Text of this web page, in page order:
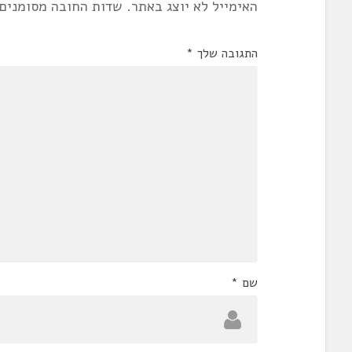
האימייל לא יוצג באתר. שדות החובה
התגובה שלך *
שם *